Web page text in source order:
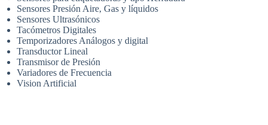
Sensores Presión Aire, Gas y líquidos
Sensores Ultrasónicos
Tacómetros Digitales
Temporizadores Análogos y digital
Transductor Lineal
Transmisor de Presión
Variadores de Frecuencia
Vision Artificial